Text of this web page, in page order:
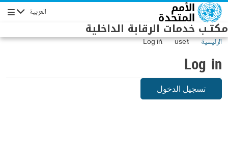
Skip to main content العربية
مكتـب خدمات الرقابة الداخلية
الرئيسية user
Log in
Log in
تسجيل الدخول